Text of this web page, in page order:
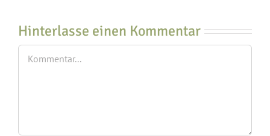
Hinterlasse einen Kommentar
Kommentar